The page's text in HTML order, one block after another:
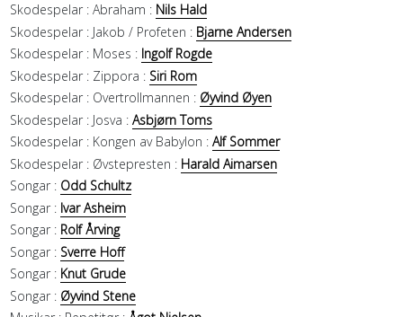
Skodespelar : Abraham : Nils Hald
Skodespelar : Jakob / Profeten : Bjarne Andersen
Skodespelar : Moses : Ingolf Rogde
Skodespelar : Zippora : Siri Rom
Skodespelar : Overtrollmannen : Øyvind Øyen
Skodespelar : Josva : Asbjørn Toms
Skodespelar : Kongen av Babylon : Alf Sommer
Skodespelar : Øvstepresten : Harald Aimarsen
Songar : Odd Schultz
Songar : Ivar Asheim
Songar : Rolf Årving
Songar : Sverre Hoff
Songar : Knut Grude
Songar : Øyvind Stene